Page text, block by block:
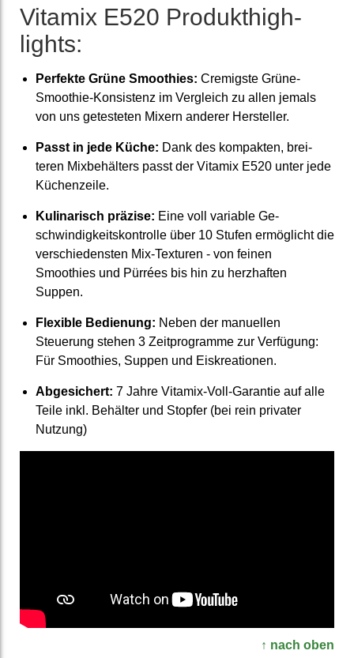
Vitamix E520 Produkt­high­
lights:
Perfekte Grüne Smoothies: Cremigste Grüne-
Smoothie-Konsis­tenz im Vergleich zu allen jemals
von uns ge­testeten Mixern anderer Her­steller.
Passt in jede Küche: Dank des kompakten, brei­
teren Mix­behälters passt der Vitamix E520 unter jede
Küchen­zeile.
Kulina­risch präzise: Eine voll variable Ge­
schwindig­keits­kontrolle über 10 Stufen ermöglicht die
ver­schieden­sten Mix-Texturen - von feinen
Smoothies und Pürrées bis hin zu herz­haften
Suppen.
Flexible Bedienung: Neben der manuellen
Steuerung stehen 3 Zeitprogramme zur Verfügung:
Für Smoothies, Suppen und Eiskreationen.
Ab­gesichert: 7 Jahre Vitamix-Voll-Garantie auf alle
Teile inkl. Behälter und Stopfer (bei rein privater
Nutzung)
↑ nach oben